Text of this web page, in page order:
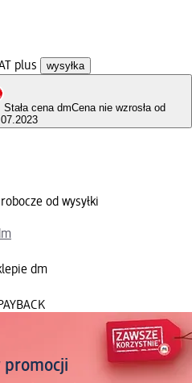
plus wysyłka
Stała cena dmCena nie wzrosła od
od wysyłki
dm
promocji